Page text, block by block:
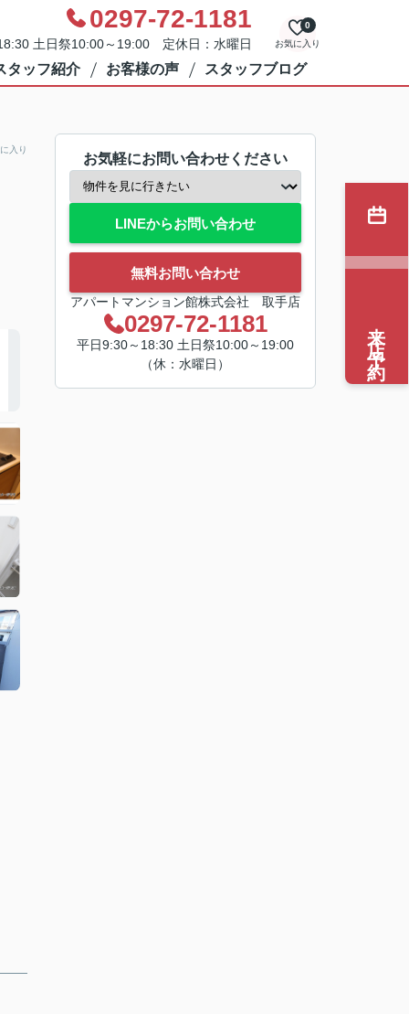
0297-72-1181
土日祭10:00～19:00 定休日：水曜日 お気に入り
0
タッフ紹介 お客様の声 スタッフブログ
入り
お気軽にお問い合わせください
LINEからお問い合わせ
無料お問い合わせ
アパートマンション館株式会社 取手店
0297-72-1181
平日9:30～18:30 土日祭10:00～19:00
（休：水曜日）
来店予約